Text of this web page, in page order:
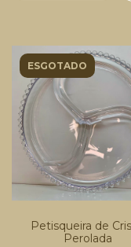
ESGOTADO
Petisqueira de
Perolada